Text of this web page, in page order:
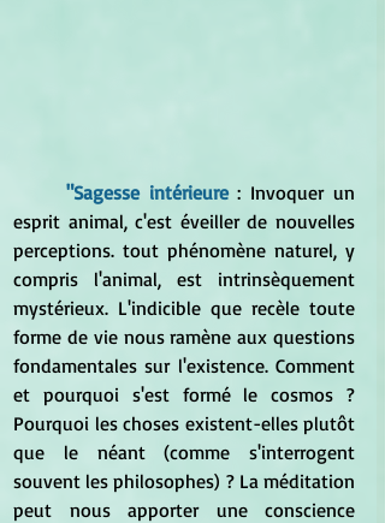
"Sagesse intérieure : Invoquer un
esprit animal, c'est éveiller de nouvelles
perceptions. tout phénomène naturel, y
compris l'animal, est intrinsèquement
mystérieux. L'indicible que recèle toute
forme de vie nous ramène aux questions
fondamentales sur l'existence. Comment
et pourquoi s'est formé le cosmos ?
Pourquoi les choses existent-elles plutôt
que le néant (comme s'interrogent
souvent les philosophes) ? La méditation
peut nous apporter une conscience